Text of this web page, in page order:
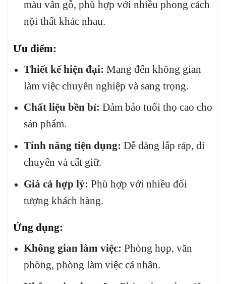
màu vân gỗ, phù hợp với nhiều phong cách
nội thất khác nhau.
Ưu điểm:
Thiết kế hiện đại: Mang đến không gian
làm việc chuyên nghiệp và sang trọng.
Chất liệu bền bỉ: Đảm bảo tuổi thọ cao cho
sản phẩm.
Tính năng tiện dụng: Dễ dàng lắp ráp, di
chuyển và cất giữ.
Giá cả hợp lý: Phù hợp với nhiều đối
tượng khách hàng.
Ứng dụng:
Không gian làm việc: Phòng họp, văn
phòng, phòng làm việc cá nhân.